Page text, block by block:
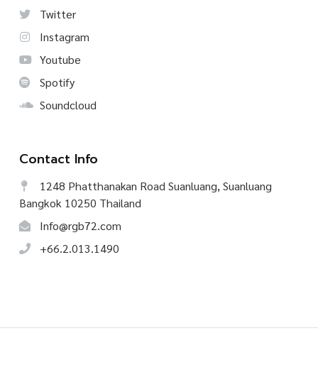
Twitter
Instagram
Youtube
Spotify
Soundcloud
Contact Info
1248 Phatthanakan Road Suanluang, Suanluang
Bangkok 10250 Thailand
Info@rgb72.com
+66.2.013.1490